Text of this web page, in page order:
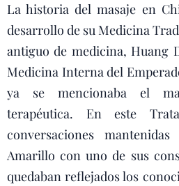
La historia del masaje en
desarrollo de su Medicina
antiguo de medicina, Huang
Medicina Interna del
ya se mencionaba el
terapéutica. En este
conversaciones
Amarillo con uno de sus
quedaban reflejados los